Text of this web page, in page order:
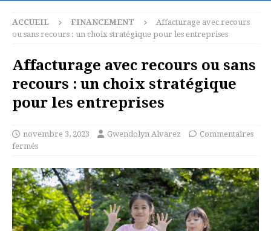
ACCUEIL FINANCEMENT
Affacturage avec recours
ou sans recours : un choix stratégique pour les entreprises
Affacturage avec recours ou sans
recours : un choix stratégique
pour les entreprises
novembre 3, 2023 Gwendolyn Alvarez
Commentaires
fermés